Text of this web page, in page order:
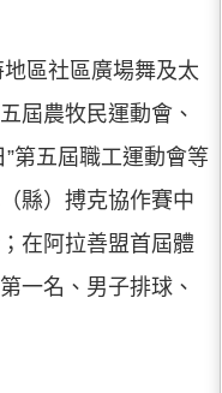
區社區廣場舞及太
屆農牧民運動會、
第五屆職工運動會等
縣）搏克協作賽中
在阿拉善盟首屆體
一名、男子排球、